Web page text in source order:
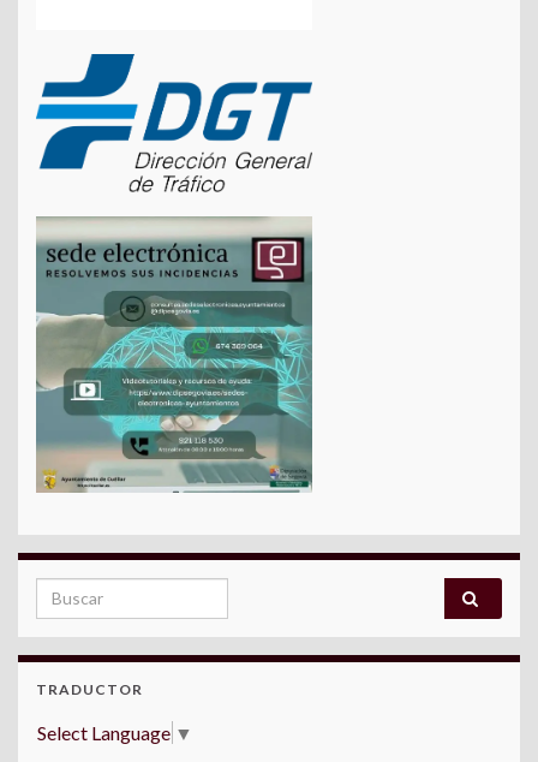
Search for:
TRADUCTOR
Select Language ▼